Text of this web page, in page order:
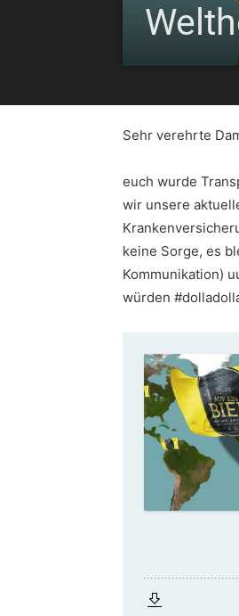
Sehr verehrte
euch wurde
wir unsere
keine Sorge, es
Kommunikation)
würden